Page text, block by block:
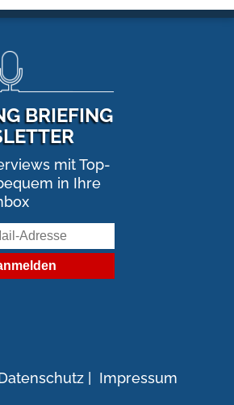
BRIEFING
mit Top-
in Ihre
| Impressum